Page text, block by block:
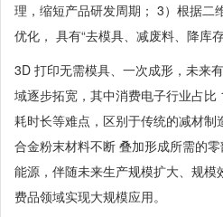
理，缩短产品研发周期； 3）根据二
优化， 具有“去模具、减废料、降库
3D 打印无需模具、一次成形，未来
域逐步拓宽，其中消费电子行业占
耗时长等难点，区别于传统的减材
合金粉末材料不断 叠加形成所需的
能源，伴随未来生产规模扩大、规
费品领域实现大规模应用。